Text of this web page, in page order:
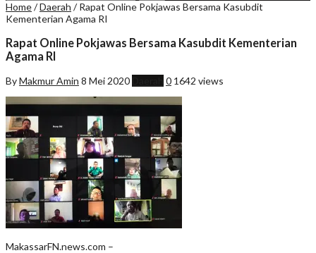
Home/Daerah /Rapat Online Pokjawas Bersama Kasubdit
Kementerian Agama RI
Rapat Online Pokjawas Bersama Kasubdit Kementerian
Agama RI
ByMakmur Amin 8 Mei 2020 0 1642 views
MakassarFN.news.com –